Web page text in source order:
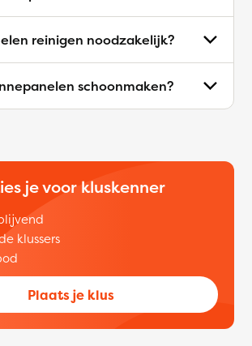
reinigen noodzakelijk?
schoonmaken?
je voor kluskenner
klussers
Plaats je klus